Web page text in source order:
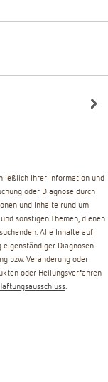
Ihrer Information und
oder Diagnose durch
und Inhalte rund um
sonstigen Themen, dienen
Alle Inhalte auf
Diagnosen
bzw. Veränderung oder
oder Heilungsverfahren
.